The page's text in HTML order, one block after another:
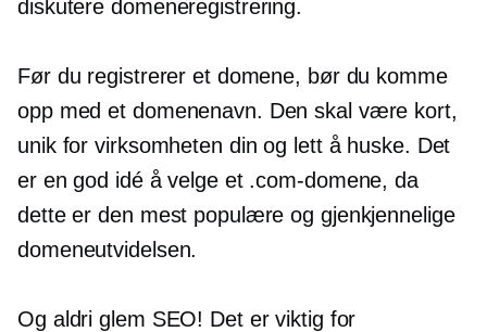
diskutere domeneregistrering.
Før du registrerer et domene, bør du komme
opp med et domenenavn. Den skal være kort,
unik for virksomheten din og lett å huske. Det
er en god idé å velge et .com-domene, da
dette er den mest populære og gjenkjennelige
domeneutvidelsen.
Og aldri glem SEO! Det er viktig for